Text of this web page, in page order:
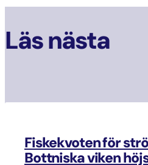
Läs nästa
Fiskekvoten för
Bottniska viken